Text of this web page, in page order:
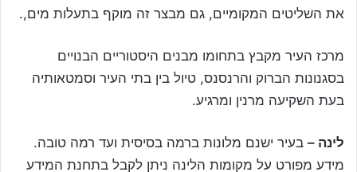
את השליטים המקומיים, גם מבצר זה מוקף בתעלות מים,.
מרכז העיר מקבץ בתחומו מבנים היסטוריים הבנויים
בסגנונות הברוק והרנסנס, טיול בין בתי העיר וסמטאותיה
בעת השקיעה מרנין ומרגיע.
לינה – בעיר ישנם מלונות ברמה בסיסית ועד רמה טובה.
מידע מפורט על מקומות הלינה ניתן לקבל בתחנת המידע